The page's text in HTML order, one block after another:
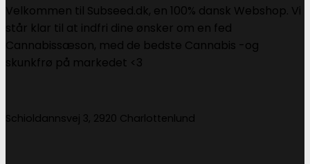
Velkommen til Subseed.dk, en 100% dansk Webshop. Vi
står klar til at indfri dine ønsker om en fed
Cannabissæson, med de bedste Cannabis -og
skunkfrø på markedet <3
Schioldannsvej 3, 2920 Charlottenlund